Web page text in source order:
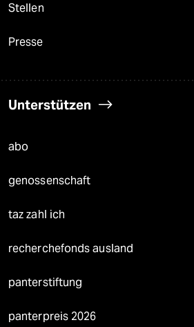
Stellen
Presse
Unterstützen
abo
genossenschaft
taz zahl ich
recherchefonds ausland
panterstiftung
panterpreis 2026